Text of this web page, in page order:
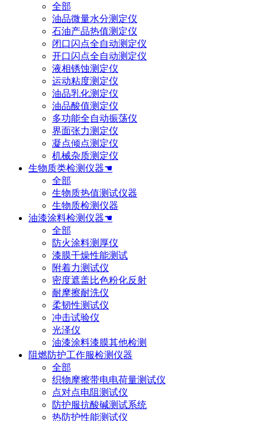
全部
油品微量水分测定仪
石油产品热值测定仪
闭口闪点全自动测定仪
开口闪点全自动测定仪
液相锈蚀测定仪
运动粘度测定仪
油品乳化测定仪
油品酸值测定仪
多功能全自动振荡仪
界面张力测定仪
凝点倾点测定仪
机械杂质测定仪
生物质类检测仪器☚
全部
生物质热值测试仪器
生物质检测仪器
油漆涂料检测仪器☚
全部
防火涂料测厚仪
漆膜干燥性能测试
附着力测试仪
密度遮盖比色粉化反射
耐摩擦耐洗仪
柔韧性测试仪
冲击试验仪
光泽仪
油漆涂料漆膜其他检测
阻燃防护工作服检测仪器
全部
织物摩擦带电电荷量测试仪
点对点电阻测试仪
防护服抗酸碱测试系统
热防护性能测试仪